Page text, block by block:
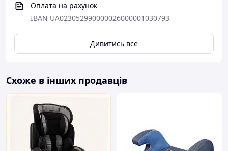
Оплата на рахунок
IBAN UA023052990000026000001030793
Дивитись все
Схоже в інших продавців